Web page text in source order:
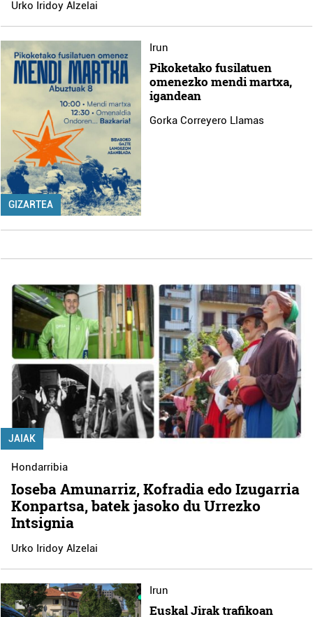
Urko Iridoy Alzelai
GIZARTEA
Irun
Pikoketako fusilatuen
omenezko mendi martxa,
igandean
Gorka Correyero Llamas
JAIAK
Hondarribia
Ioseba Amunarriz, Kofradia edo Izugarria
Konpartsa, batek jasoko du Urrezko
Intsignia
Urko Iridoy Alzelai
Irun
Euskal Jirak trafikoan